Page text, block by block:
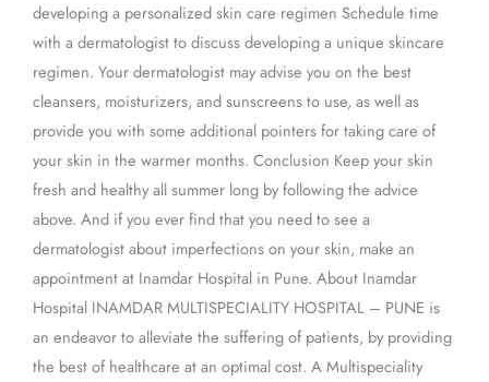
developing a personalized skin care regimen Schedule time
with a dermatologist to discuss developing a unique skincare
regimen. Your dermatologist may advise you on the best
cleansers, moisturizers, and sunscreens to use, as well as
provide you with some additional pointers for taking care of
your skin in the warmer months. Conclusion Keep your skin
fresh and healthy all summer long by following the advice
above. And if you ever find that you need to see a
dermatologist about imperfections on your skin, make an
appointment at Inamdar Hospital in Pune. About Inamdar
Hospital INAMDAR MULTISPECIALITY HOSPITAL – PUNE is
an endeavor to alleviate the suffering of patients, by providing
the best of healthcare at an optimal cost. A Multispeciality